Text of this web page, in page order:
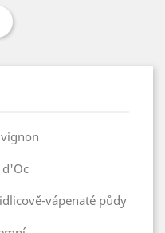
d'Oc
vápenaté půdy